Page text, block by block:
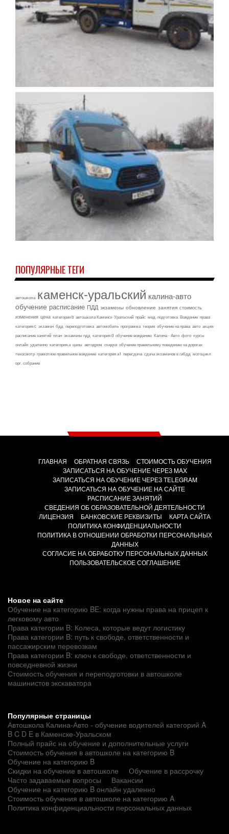
ПОПУЛЯРНЫЕ ТЕГИ
автошкола каменск-уральский калина-авто
обучение расписание ПДД экзамены обновление занятия стоимость
изменения цена категория b автошкола Каменск-Уральский прайс мед. подготовка Вождение права
категория c экзамен бдд переподготовка автомобиль программа теория обучение на права авто акция
расписание занятий план экзамены пдд категория d обучение вождению Калина - Авто фото курсы
онлайн удаленно категория а цены автодром скидки обучение правильному поведению на дорогах
техосмотр грамотное правильное вождение категория а1 пересдача сдача экзаменов в гибдд мотоцикл
орг. собрание
ГЛАВНАЯ ОБРАТНАЯ СВЯЗЬ
СТОИМОСТЬ ОБУЧЕНИЯ
ЗАПИСАТЬСЯ НА ОБУЧЕНИЕ ЧЕРЕЗ MAX
ЗАПИСАТЬСЯ НА ОБУЧЕНИЕ ЧЕРЕЗ TELEGRAM
ЗАПИСАТЬСЯ НА ОБУЧЕНИЕ НА САЙТЕ
РАСПИСАНИЕ ЗАНЯТИЙ
СВЕДЕНИЯ ОБ ОБРАЗОВАТЕЛЬНОЙ ДЕЯТЕЛЬНОСТИ
ЛИЦЕНЗИЯ
БАНКОВСКИЕ РЕКВИЗИТЫ
КАРТА САЙТА
ПОЛИТИКА КОНФИДЕНЦИАЛЬНОСТИ
ПОЛИТИКА В ОТНОШЕНИИ ОБРАБОТКИ ПЕРСОНАЛЬНЫХ
ДАННЫХ
СОГЛАСИЕ НА ОБРАБОТКУ ПЕРСОНАЛЬНЫХ ДАННЫХ
ПОЛЬЗОВАТЕЛЬСКОЕ СОГЛАШЕНИЕ
Новое на сайте
Обучение на категорию BE: когда нужны права на прицеп к
легковому авто
Права категории B: Колеса, которые ведут логистику
Права категории B: путь к свободе, ответственности и
пассажирским перевозкам
Права категории B: ключ к свободе, ответственности и
повседневной жизни
Стоимость обучения и переподготовки в автошколе
машинистов экскаватора
Популярные страницы
Автошкола Калина-Авто - обучение водителей категорий A
B C D E в Каменске-Уральском
Полный прайс на обучение и дополнительные услуги
Стоимость обучения в автошколе на категорию B
Обучение на категорию B
Скидки на обучение в автошколе
Обучение в рассрочку
Часто задаваемые вопросы
Вакансии
Обучение на категорию B онлайн удаленно
Стоимость обучения в автошколе на категорию A
Политика конфиденциальности персональных данных